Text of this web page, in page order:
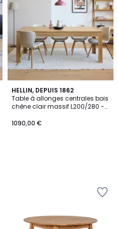
HELLIN, DEPUIS 1862
Table à allonges centrales bois
chêne clair massif L200/280 -
1090,00 €